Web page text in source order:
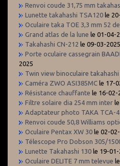
Renvoi coude 31,75 mm
Lunette takahashi TSA120 le
Oculaire taka TOE 3,3 mm 52
Grand atlas de la lune le 01-04-
Takahashi CN-212 le 09-03-2025
Porte oculaire cassegrain
2025
Twin view binoculaire takahashi
Caméra ZWO ASI385MC le 17-
Résistance chauffante le 16-02-
Filtre solaire dia 254 mm inter
Adaptateur photo TAKA TCA-4
Renvoi coude 50,8 Williams
Oculaire Pentax XW 30 le 02-
Télescope Pro Dobson 305/
Lunette Takahashi 130 le 19-
Oculaire DELITE 7 mm televue